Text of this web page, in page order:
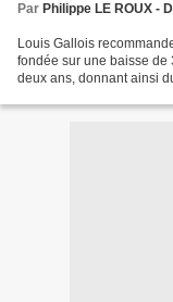
Par Philippe LE ROUX -
Louis Gallois
fondée sur une baisse de
deux ans, donnant ainsi